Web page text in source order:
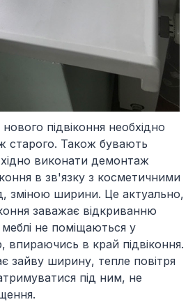
підвіконня необхідно
старого. Також бувають
виконати демонтаж
в зв'язку з косметичними
зміною ширини. Це актуально,
заважає відкриванню
не поміщаються у
впираючись в край підвіконня.
зайву ширину, тепле повітря
під ним, не